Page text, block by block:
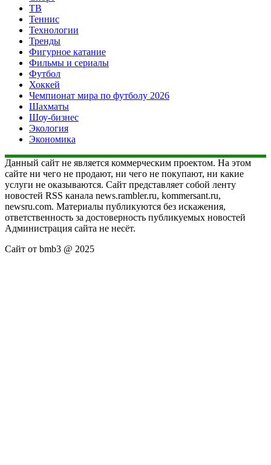
ТВ
Теннис
Технологии
Тренды
Фигурное катание
Фильмы и сериалы
Футбол
Хоккей
Чемпионат мира по футболу 2026
Шахматы
Шоу-бизнес
Экология
Экономика
Данный сайт не является коммерческим проектом. На этом
сайте ни чего не продают, ни чего не покупают, ни какие
услуги не оказываются. Сайт представляет собой ленту
новостей RSS канала news.rambler.ru, kommersant.ru,
newsru.com. Материалы публикуются без искажения,
ответственность за достоверность публикуемых новостей
Администрация сайта не несёт.
Сайт от bmb3 @ 2025